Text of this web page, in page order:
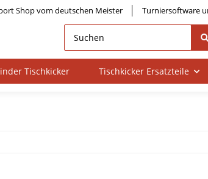
Shop vom deutschen Meister Turniersoftware
Tischkicker Tischkicker Ersatzteile